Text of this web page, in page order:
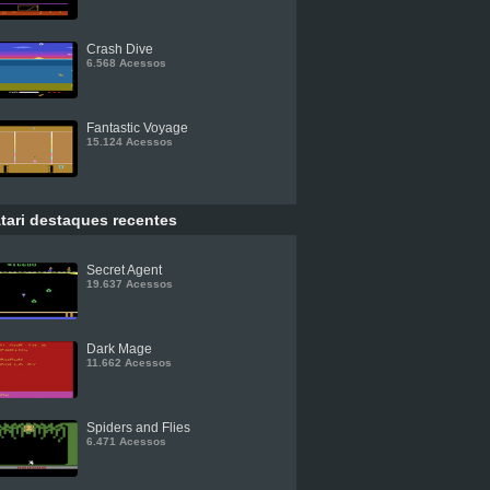
Crash Dive
6.568 Acessos
Fantastic Voyage
15.124 Acessos
destaques recentes
Secret Agent
19.637 Acessos
Dark Mage
11.662 Acessos
Spiders and Flies
6.471 Acessos